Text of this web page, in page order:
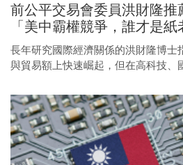
前公平交易會委員洪財隆推
「美中霸權競爭，誰才是紙
長年研究國際經濟關係的洪財隆博士
與貿易額上快速崛起，但在高科技、